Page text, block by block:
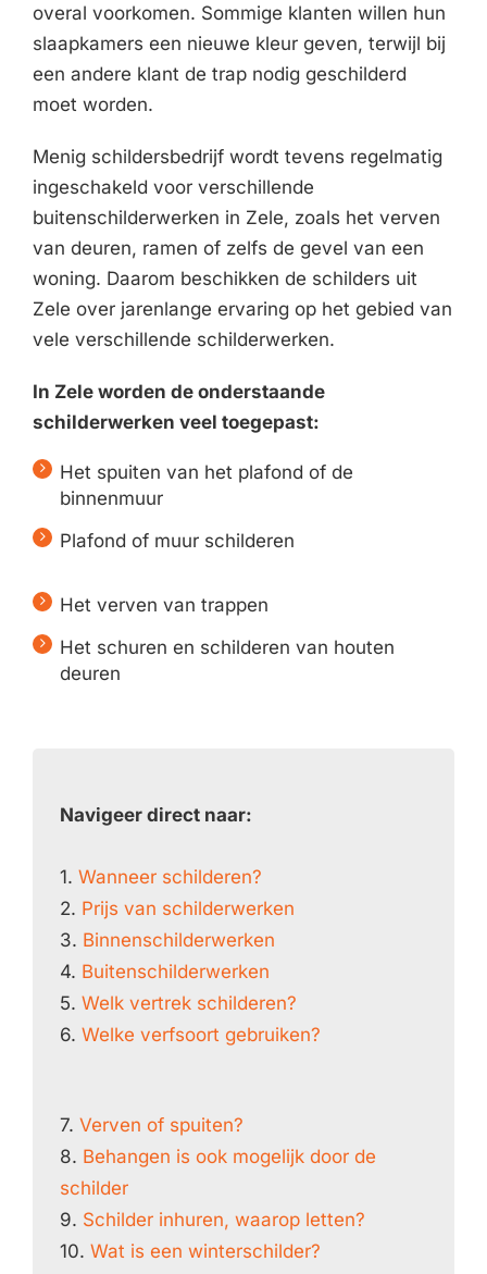
overal voorkomen. Sommige klanten willen hun
slaapkamers een nieuwe kleur geven, terwijl bij
een andere klant de trap nodig geschilderd
moet worden.
Menig schildersbedrijf wordt tevens regelmatig
ingeschakeld voor verschillende
buitenschilderwerken in Zele, zoals het verven
van deuren, ramen of zelfs de gevel van een
woning. Daarom beschikken de schilders uit
Zele over jarenlange ervaring op het gebied van
vele verschillende schilderwerken.
In Zele worden de onderstaande
schilderwerken veel toegepast:
Het spuiten van het plafond of de
binnenmuur
Plafond of muur schilderen
Het verven van trappen
Het schuren en schilderen van houten
deuren
Navigeer direct naar:
1. Wanneer schilderen?
2. Prijs van schilderwerken
3. Binnenschilderwerken
4. Buitenschilderwerken
5. Welk vertrek schilderen?
6. Welke verfsoort gebruiken?
7. Verven of spuiten?
8. Behangen is ook mogelijk door de
schilder
9. Schilder inhuren, waarop letten?
10. Wat is een winterschilder?